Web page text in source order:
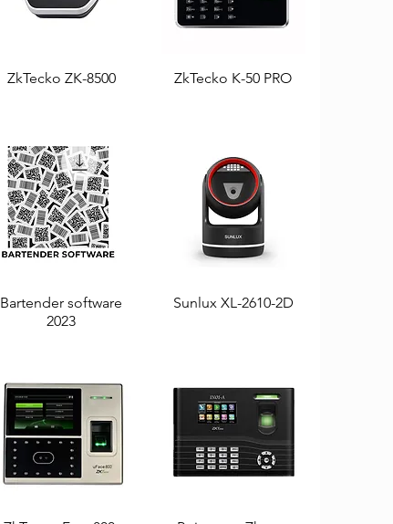
Aperçu rapide
ZkTecko ZK-8500 Aperçu rapide
ZkTecko K-50 PRO
Aperçu rapide
Bartender software
2023
Aperçu rapide
Sunlux XL-2610-2D